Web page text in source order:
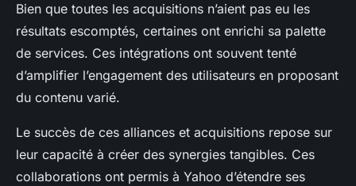
Bien que toutes les acquisitions n’aient pas eu les
résultats escomptés, certaines ont enrichi sa palette
de services. Ces intégrations ont souvent tenté
d’amplifier l’engagement des utilisateurs en proposant
du contenu varié.
Le succès de ces alliances et acquisitions repose sur
leur capacité à créer des synergies tangibles. Ces
collaborations ont permis à Yahoo d’étendre ses